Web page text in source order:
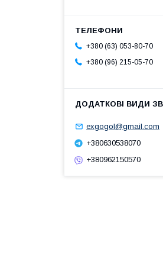
+380 (63) 053-80-70
+380 (96) 215-05-70
exgogol@gmail.com
+380630538070
+380962150570